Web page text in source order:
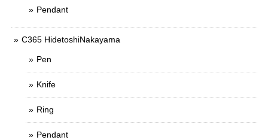
Pendant
C365 HidetoshiNakayama
Pen
Knife
Ring
Pendant